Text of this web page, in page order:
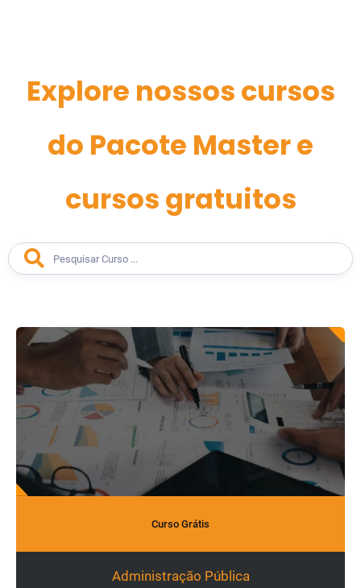
Explore nossos cursos
do Pacote Master e
cursos gratuitos
Curso Grátis
Administração Pública